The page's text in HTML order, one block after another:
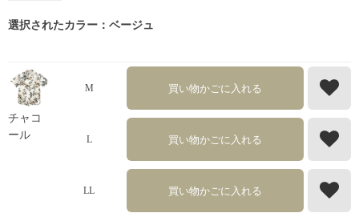
選択されたカラー：ベージュ
チャコ
ール
M 買い物かごに入れる
L 買い物かごに入れる
LL 買い物かごに入れる